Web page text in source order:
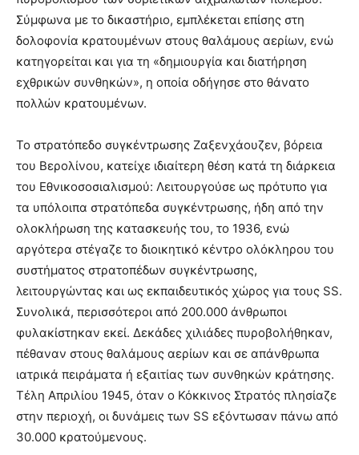
Σύμφωνα με το δικαστήριο, εμπλέκεται επίσης στη
δολοφονία κρατουμένων στους θαλάμους αερίων, ενώ
κατηγορείται και για τη «δημιουργία και διατήρηση
εχθρικών συνθηκών», η οποία οδήγησε στο θάνατο
πολλών κρατουμένων.
Το στρατόπεδο συγκέντρωσης Ζαξενχάουζεν, βόρεια
του Βερολίνου, κατείχε ιδιαίτερη θέση κατά τη διάρκεια
του Εθνικοσοσιαλισμού: Λειτουργούσε ως πρότυπο για
τα υπόλοιπα στρατόπεδα συγκέντρωσης, ήδη από την
ολοκλήρωση της κατασκευής του, το 1936, ενώ
αργότερα στέγαζε το διοικητικό κέντρο ολόκληρου του
συστήματος στρατοπέδων συγκέντρωσης,
λειτουργώντας και ως εκπαιδευτικός χώρος για τους SS.
Συνολικά, περισσότεροι από 200.000 άνθρωποι
φυλακίστηκαν εκεί. Δεκάδες χιλιάδες πυροβολήθηκαν,
πέθαναν στους θαλάμους αερίων και σε απάνθρωπα
ιατρικά πειράματα ή εξαιτίας των συνθηκών κράτησης.
Τέλη Απριλίου 1945, όταν ο Κόκκινος Στρατός πλησίαζε
στην περιοχή, οι δυνάμεις των SS εξόντωσαν πάνω από
30.000 κρατούμενους.